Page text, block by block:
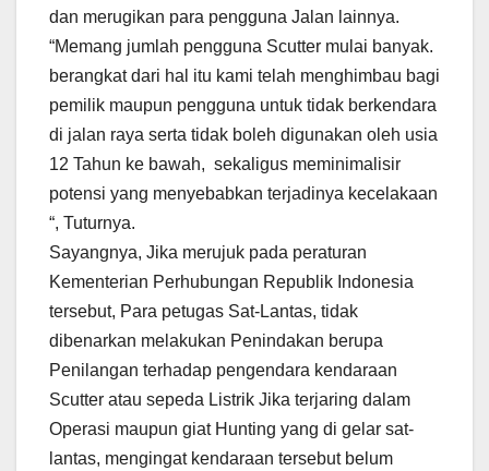
dan merugikan para pengguna Jalan lainnya.
“Memang jumlah pengguna Scutter mulai banyak.
berangkat dari hal itu kami telah menghimbau bagi
pemilik maupun pengguna untuk tidak berkendara
di jalan raya serta tidak boleh digunakan oleh usia
12 Tahun ke bawah, sekaligus meminimalisir
potensi yang menyebabkan terjadinya kecelakaan
“, Tuturnya.
Sayangnya, Jika merujuk pada peraturan
Kementerian Perhubungan Republik Indonesia
tersebut, Para petugas Sat-Lantas, tidak
dibenarkan melakukan Penindakan berupa
Penilangan terhadap pengendara kendaraan
Scutter atau sepeda Listrik Jika terjaring dalam
Operasi maupun giat Hunting yang di gelar sat-
lantas, mengingat kendaraan tersebut belum